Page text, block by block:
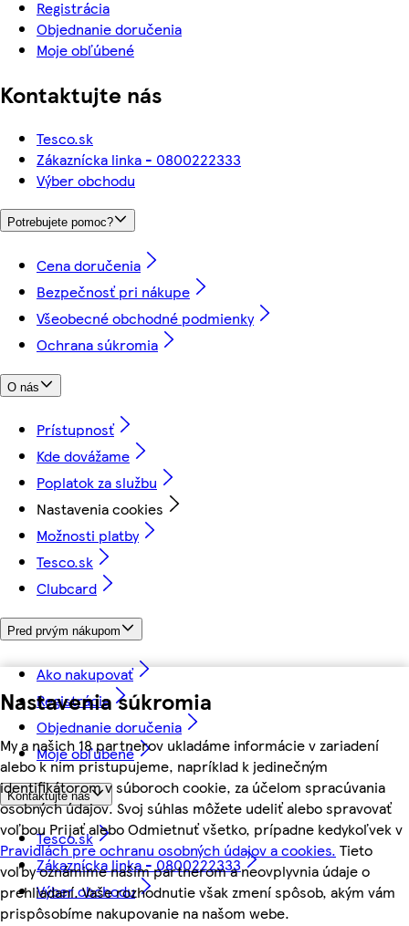
Nastavenia súkromia
My a našich 18 partnerov ukladáme informácie v zariadení
alebo k nim pristupujeme, napríklad k jedinečným
identifikátorom v súboroch cookie, za účelom spracúvania
osobných údajov. Svoj súhlas môžete udeliť alebo spravovať
voľbou Prijať alebo Odmietnuť všetko, prípadne kedykoľvek v
Pravidlách pre ochranu osobných údajov a cookies. Tieto
voľby oznámime našim partnerom a neovplyvnia údaje o
prehliadaní. Vaše rozhodnutie však zmení spôsob, akým vám
prispôsobíme nakupovanie na našom webe.
Registrácia
Objednanie doručenia
Moje obľúbené
Kontaktujte nás
Tesco.sk
Zákaznícka linka - 0800222333
Výber obchodu
Potrebujete pomoc?
Cena doručenia
Bezpečnosť pri nákupe
Všeobecné obchodné podmienky
Ochrana súkromia
O nás
Prístupnosť
Kde dovážame
Poplatok za službu
Nastavenia cookies
Možnosti platby
Tesco.sk
Clubcard
Pred prvým nákupom
Ako nakupovať
Registrácia
Objednanie doručenia
Moje obľúbené
Kontaktujte nás
Tesco.sk
Zákaznícka linka - 0800222333
Výber obchodu